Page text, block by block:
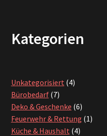
Kategorien
Unkategorisiert 44
Bürobedarf 77
Produkte
Deko & Geschenke 66
Produkte
Feuerwehr & Rettung 11
Küche & Haushalt 44